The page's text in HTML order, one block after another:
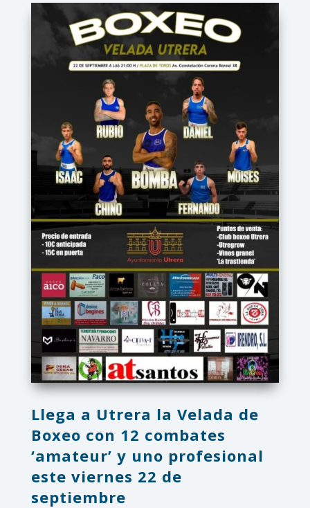
Llega a Utrera la Velada de
Boxeo con 12 combates
‘amateur’ y uno profesional
este viernes 22 de
septiembre